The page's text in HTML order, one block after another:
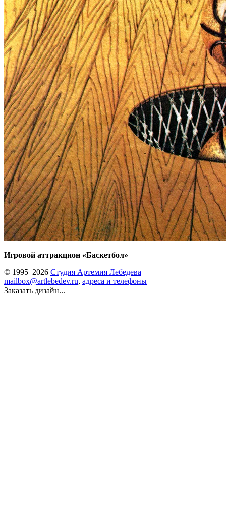
Игровой аттракцион «Баскетбол»
© 1995–2026 Студия Артемия Лебедева
mailbox@artlebedev.ru, адреса и телефоны
Заказать дизайн...